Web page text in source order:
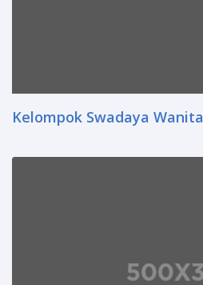
Kelompok Swadaya Wanita